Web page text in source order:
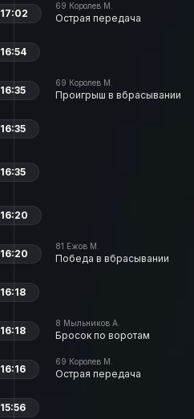
69 Королев М.
Острая передача
17:02
16:54
69 Королев М.
Проигрыш в вбрасывании
16:35
16:35
16:35
16:20
81 Ежов М.
Победа в вбрасывании
16:20
16:18
8 Мыльников А.
Бросок по воротам
16:18
69 Королев М.
Острая передача
16:16
15:56